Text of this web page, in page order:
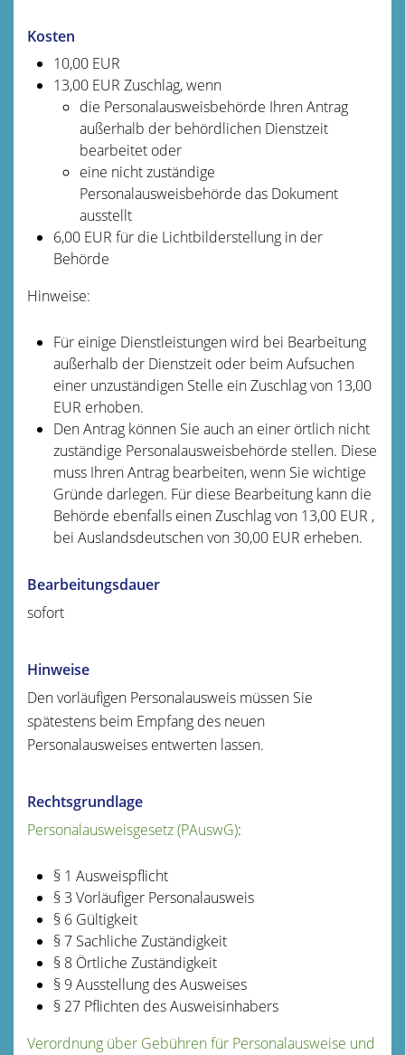
Kosten
10,00 EUR
13,00 EUR Zuschlag, wenn
die Personalausweisbehörde Ihren Antrag
außerhalb der behördlichen Dienstzeit
bearbeitet oder
eine nicht zuständige
Personalausweisbehörde das Dokument
ausstellt
6,00EUR für die Lichtbilderstellung in der
Behörde
Hinweise:
Für einige Dienstleistungen wird bei Bearbeitung
außerhalb der Dienstzeit oder beim Aufsuchen
einer unzuständigen Stelle ein Zuschlag von 13,00
EUR erhoben.
Den Antrag können Sie auch an einer örtlich nicht
zuständige Personalausweisbehörde stellen. Diese
muss Ihren Antrag bearbeiten, wenn Sie wichtige
Gründe darlegen. Für diese Bearbeitung kann die
Behörde ebenfalls einen Zuschlag von 13,00 EUR ,
bei Auslandsdeutschen von 30,00 EUR erheben.
Bearbeitungsdauer
sofort
Hinweise
Den vorläufigen Personalausweis müssen Sie
spätestens beim Empfang des neuen
Personalausweises entwerten lassen.
Rechtsgrundlage
Personalausweisgesetz (PAuswG):
§ 1 Ausweispflicht
§ 3 Vorläufiger Personalausweis
§ 6 Gültigkeit
§ 7 Sachliche Zuständigkeit
§ 8 Örtliche Zuständigkeit
§ 9 Ausstellung des Ausweises
§ 27 Pflichten des Ausweisinhabers
Verordnung über Gebühren für Personalausweise und